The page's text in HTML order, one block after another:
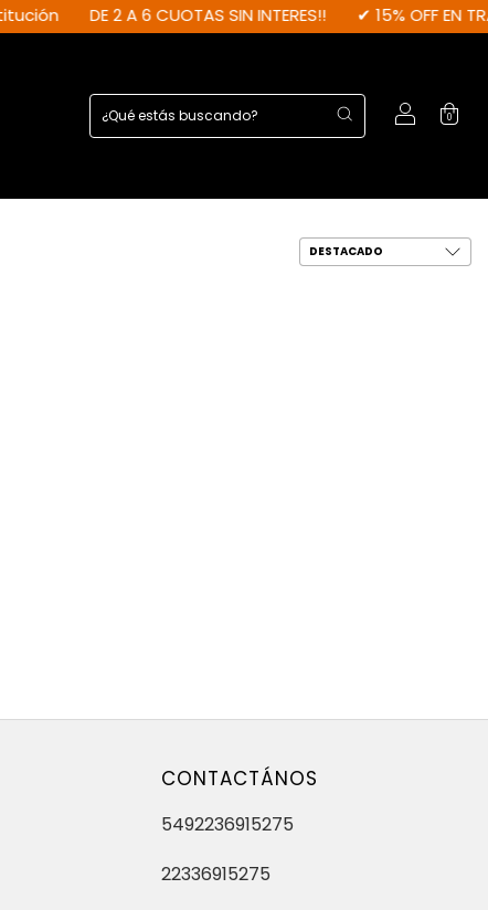
DE 2 A 6 CUOTAS SIN INTERES!! ✔ 15% OFF EN
0
CONTACTÁNOS
5492236915275
22336915275